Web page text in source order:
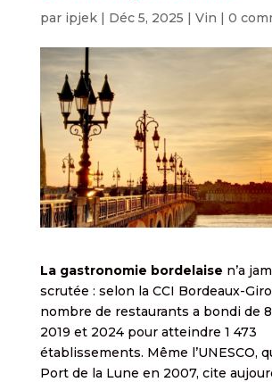
par ipjek| Déc 5, 2025 | Vin | 0
La gastronomie bordelaise n’a
scrutée : selon la CCI Bordeaux-
nombre de restaurants a bondi de
2019 et 2024 pour atteindre 1 473
établissements. Même l’UNESCO,
Port de la Lune en 2007, cite